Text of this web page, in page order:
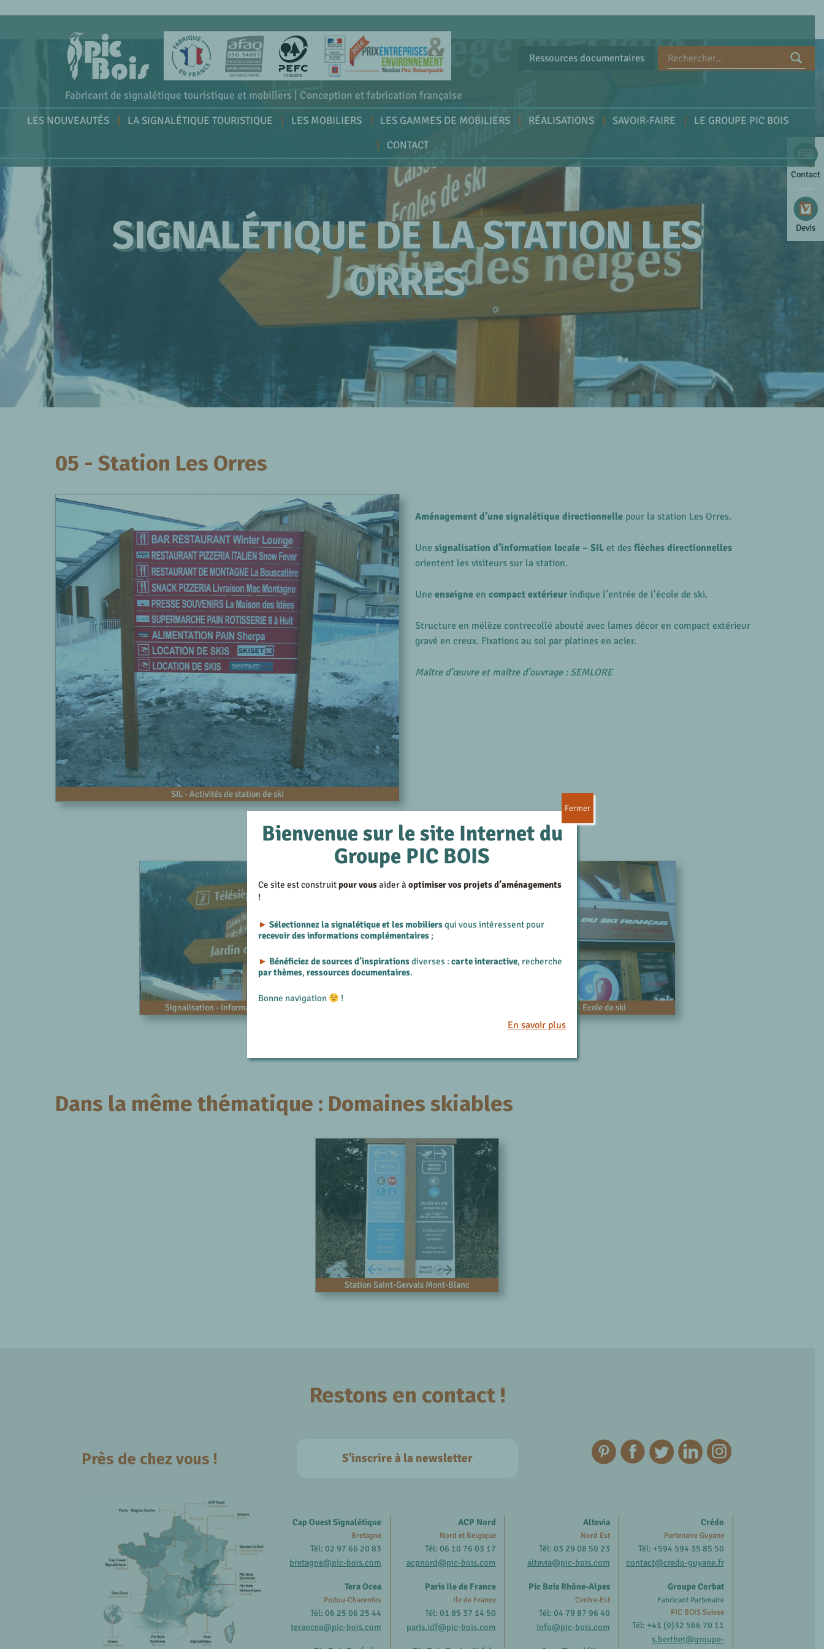
Contact
Devis
Fabricant de signalétique touristique et mobiliers | Conception et fabrication française
LES NOUVEAUTÉS LA SIGNALÉTIQUE TOURISTIQUE LES MOBILIERS LES GAMMES DE MOBILIERS RÉALISATIONS SAVOIR-FAIRE
LE GROUPE PIC BOIS
CONTACT
Ressources documentaires
SIGNALÉTIQUE DE LA STATION LES
ORRES
05 - Station Les Orres
SIL - Activités de station de ski
Aménagement d’une signalétique directionnelle pour la station Les Orres.
Unesignalisation d’information locale – SIL et desflèches directionnelles
orientent les visiteurs sur la station.
Uneenseigne encompact extérieurindique l’entrée de l’école de ski.
Structure en mélèze contrecollé abouté avec lames décor en compact extérieur
gravé en creux. Fixations au sol par platines en acier.
Maître d’œuvre et maître d’ouvrage : SEMLORE
Signalisation - Informations piétons Enseigne - Ecole de ski
Dans la même thématique : Domaines skiables
Station Saint-Gervais Mont-Blanc
Restons en contact !
S'inscrire à la newsletter
Près de chez vous !
Cap Ouest Signalétique
Bretagne
Tél: 02 97 66 20 83
bretagne@pic-bois.com
Tera Ocea
Poitou-Charentes
Tél: 06 25 06 25 44
teraocea@pic-bois.com
ACP Nord
Nord et Belgique
Tél: 06 10 76 03 17
acpnord@pic-bois.com
Paris Ile de France
Ile de France
Tél: 01 85 37 14 50
paris.idf@pic-bois.com
Altevia
Nord Est
Tél: 03 29 08 50 23
altevia@pic-bois.com
Pic Bois Rhône-Alpes
Centre-Est
Tél: 04 79 87 96 40
info@pic-bois.com
Crédo
Partenaire Guyane
Tél: +594 594 35 85 50
contact@credo-guyane.fr
Groupe Corbat
Fabricant Partenaire
PIC BOIS Suisse
Tél: +41 (0)32 566 70 11
s.berthet@groupe-
Bienvenue sur le site Internet du
Groupe PIC BOIS
Ce site est construitpour vousaider àoptimiser vos projets d’aménagements
!
► Sélectionnez la signalétique et les mobiliersqui vous intéressent pour
recevoir des informations complémentaires ;
► Bénéficiez de sources d’inspirationsdiverses :carte interactive, recherche
par thèmes,ressources documentaires.
Bonne navigation !
En savoir plus
Fermer